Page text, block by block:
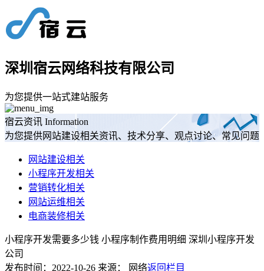
深圳宿云网络科技有限公司
为您提供一站式建站服务
宿云资讯 Information
为您提供网站建设相关资讯、技术分享、观点讨论、常见问题
网站建设相关
小程序开发相关
营销转化相关
网站运维相关
电商装修相关
小程序开发需要多少钱 小程序制作费用明细 深圳小程序开发
公司
发布时间：2022-10-26 来源： 网络返回栏目